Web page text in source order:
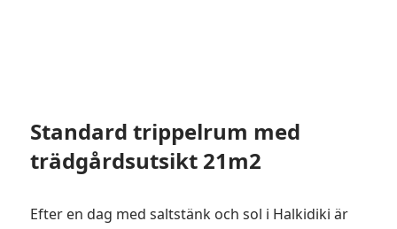
Standard trippelrum med
trädgårdsutsikt 21m2
Efter en dag med saltstänk och sol i Halkidiki är